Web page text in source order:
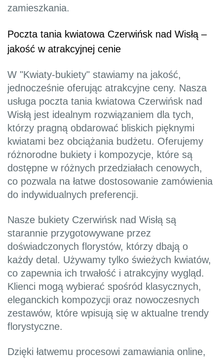
zamieszkania.
Poczta tania kwiatowa Czerwińsk nad Wisłą –
jakość w atrakcyjnej cenie
W "Kwiaty-bukiety" stawiamy na jakość,
jednocześnie oferując atrakcyjne ceny. Nasza
usługa poczta tania kwiatowa Czerwińsk nad
Wisłą jest idealnym rozwiązaniem dla tych,
którzy pragną obdarować bliskich pięknymi
kwiatami bez obciążania budżetu. Oferujemy
różnorodne bukiety i kompozycje, które są
dostępne w różnych przedziałach cenowych,
co pozwala na łatwe dostosowanie zamówienia
do indywidualnych preferencji.
Nasze bukiety Czerwińsk nad Wisłą są
starannie przygotowywane przez
doświadczonych florystów, którzy dbają o
każdy detal. Używamy tylko świeżych kwiatów,
co zapewnia ich trwałość i atrakcyjny wygląd.
Klienci mogą wybierać spośród klasycznych,
eleganckich kompozycji oraz nowoczesnych
zestawów, które wpisują się w aktualne trendy
florystyczne.
Dzięki łatwemu procesowi zamawiania online,